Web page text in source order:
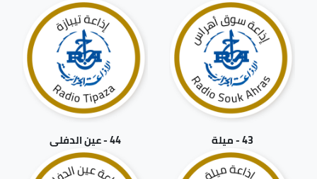
43 - ميلة 44 - عين الدفلى